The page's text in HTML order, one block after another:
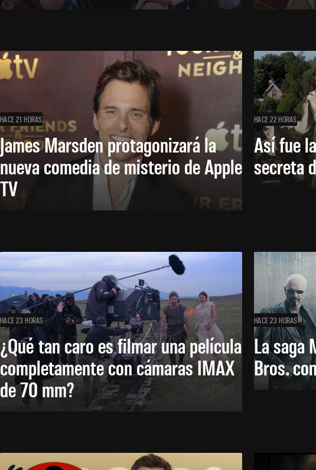
HACE 21 HORAS
James Marsden protagonizará la
nueva comedia de misterio de Apple
TV
HACE 22 HORAS
Así fue
secreta
HACE 23 HORAS
¿Qué tan caro es filmar una película
completamente con cámaras IMAX
de 70 mm?
HACE 23 HORAS
La saga
Bros.